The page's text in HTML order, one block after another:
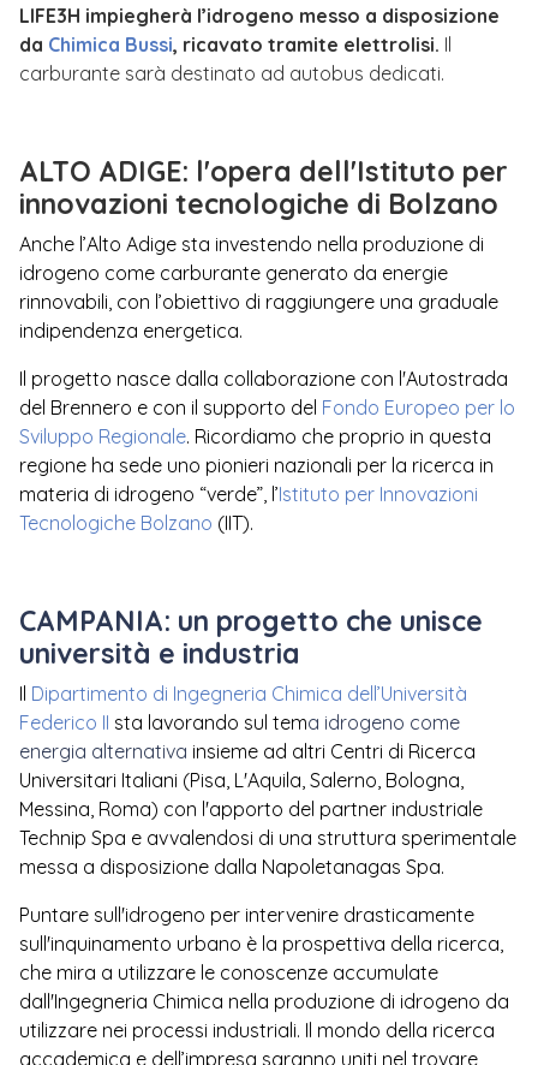
LIFE3H impiegherà l’idrogeno messo a disposizione
da Chimica Bussi, ricavato tramite elettrolisi. Il
carburante sarà destinato ad autobus dedicati.
ALTO ADIGE: l'opera dell'Istituto per
innovazioni tecnologiche di Bolzano
Anche l’Alto Adige sta investendo nella produzione di
idrogeno come carburante generato da energie
rinnovabili, con l’obiettivo di raggiungere una graduale
indipendenza energetica.
Il progetto nasce dalla collaborazione con l'Autostrada
del Brennero e con il supporto del Fondo Europeo per lo
Sviluppo Regionale. Ricordiamo che proprio in questa
regione ha sede uno pionieri nazionali per la ricerca in
materia di idrogeno “verde”, l’Istituto per Innovazioni
Tecnologiche Bolzano (IIT).
CAMPANIA: un progetto che unisce
università e industria
Il Dipartimento di Ingegneria Chimica dell’Università
Federico II sta lavorando sul tema idrogeno come
energia alternativa insieme ad altri Centri di Ricerca
Universitari Italiani (Pisa, L'Aquila, Salerno, Bologna,
Messina, Roma) con l'apporto del partner industriale
Technip Spa e avvalendosi di una struttura sperimentale
messa a disposizione dalla Napoletanagas Spa.
Puntare sull'idrogeno per intervenire drasticamente
sull'inquinamento urbano è la prospettiva della ricerca,
che mira a utilizzare le conoscenze accumulate
dall'Ingegneria Chimica nella produzione di idrogeno da
utilizzare nei processi industriali. Il mondo della ricerca
accademica e dell’impresa saranno uniti nel trovare